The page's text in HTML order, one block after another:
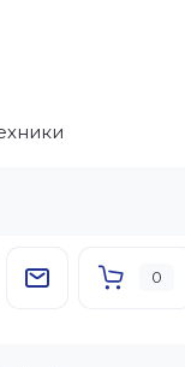
0